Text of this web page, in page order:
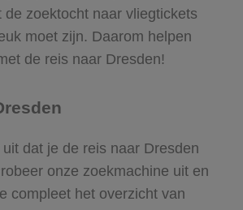
de zoektocht naar vliegtickets
moet zijn. Daarom helpen
de reis naar Dresden!
dat je de reis naar Dresden
onze zoekmachine uit en
compleet het overzicht van